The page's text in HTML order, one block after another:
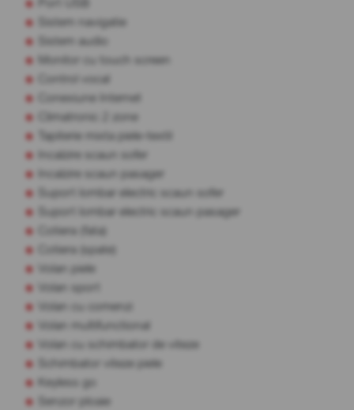
Sistem navigatie
Sistem audio
Monitor cu touch screen
Control vocal
Conexiune Internet
Climatronic 2 zone
Tapiterie mixta piele-textil
Incalzire scaun sofer
Incalzire scaun pasager
Suport lombar electric scaun sofer
Suport lombar electric scaun pasager
Cotiera (fata)
Cotiera (spate)
Volan piele
Volan sport
Volan cu comenzi
Volan multifunctional
Volan cu schimbator de viteze
Schimbator viteze piele
Keyless go
Senzor ploaie